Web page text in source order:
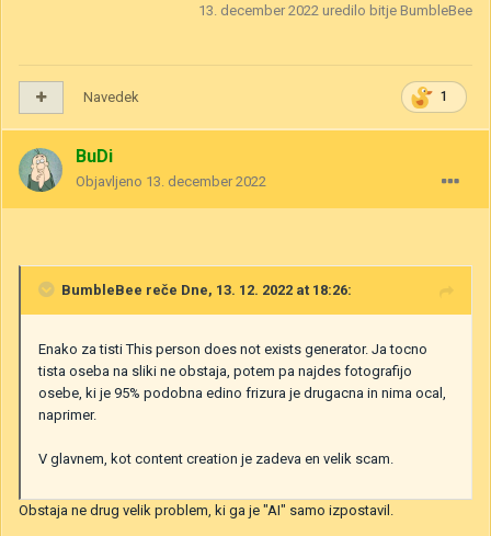
13. december 2022 uredilo bitje BumbleBee
1
Navedek
BuDi
Objavljeno 13. december 2022
BumbleBee reče Dne, 13. 12. 2022 at 18:26:
Enako za tisti This person does not exists generator. Ja tocno
tista oseba na sliki ne obstaja, potem pa najdes fotografijo
osebe, ki je 95% podobna edino frizura je drugacna in nima ocal,
naprimer.
V glavnem, kot content creation je zadeva en velik scam.
Obstaja ne drug velik problem, ki ga je "AI" samo izpostavil.